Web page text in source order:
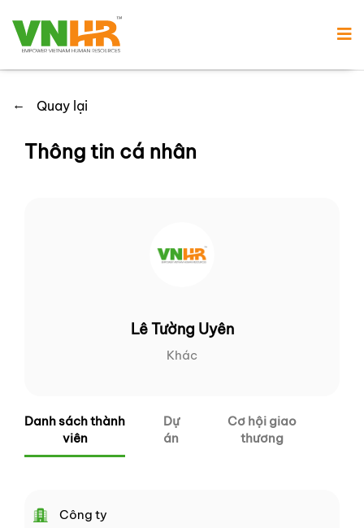
← Quay lại
Thông tin cá nhân
Lê Tường Uyên
Khác
Danh sách thành
viên
Dự
án
Cơ hội giao
thương
Công ty